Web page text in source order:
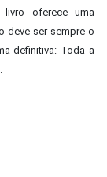
livro oferece uma
deve ser sempre o
definitiva: Toda a